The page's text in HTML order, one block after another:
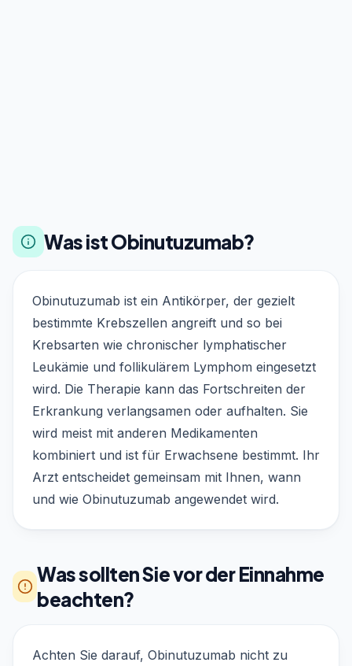
Was ist Obinutuzumab?
Obinutuzumab ist ein Antikörper, der gezielt
bestimmte Krebszellen angreift und so bei
Krebsarten wie chronischer lymphatischer
Leukämie und follikulärem Lymphom eingesetzt
wird. Die Therapie kann das Fortschreiten der
Erkrankung verlangsamen oder aufhalten. Sie
wird meist mit anderen Medikamenten
kombiniert und ist für Erwachsene bestimmt. Ihr
Arzt entscheidet gemeinsam mit Ihnen, wann
und wie Obinutuzumab angewendet wird.
Was sollten Sie vor der Einnahme
beachten?
Achten Sie darauf, Obinutuzumab nicht zu